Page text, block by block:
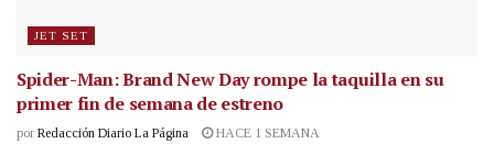
JET SET
Spider-Man: Brand New Day rompe la taquilla en su
primer fin de semana de estreno
por Redacción Diario La Página HACE 1 SEMANA